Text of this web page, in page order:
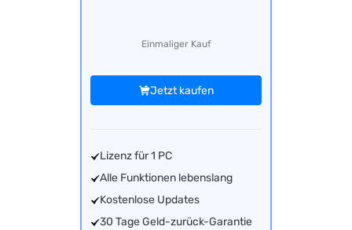
Einmaliger Kauf
Jetzt kaufen
Lizenz für 1 PC
Alle Funktionen lebenslang
Kostenlose Updates
30 Tage Geld-zurück-Garantie